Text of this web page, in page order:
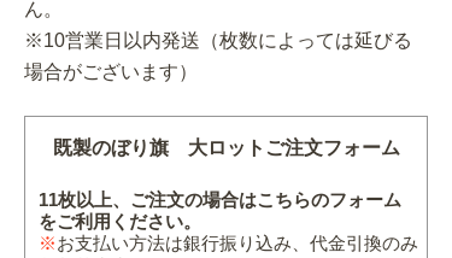
ん。
※10営業日以内発送（枚数によっては延びる
場合がございます）